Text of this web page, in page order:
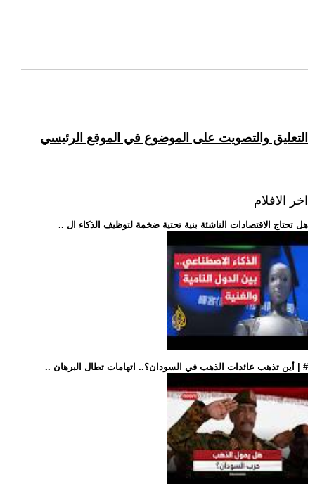
التعليق والتصويت على الموضوع في الموقع الرئيسي
اخر الافلام
.. هل تحتاج الاقتصادات الناشئة بنية تحتية ضخمة لتوظيف الذكاء ال
.. أين تذهب عائدات الذهب في السودان؟.. اتهامات تطال البرهان | #